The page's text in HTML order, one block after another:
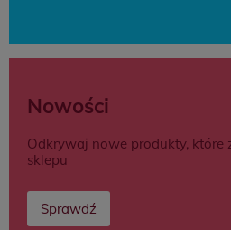
Nowości
Odkrywaj nowe produkty, które
sklepu
Sprawdź